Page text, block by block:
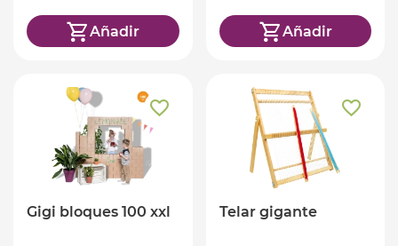
Añadir Añadir
Gigi bloques 100 xxl Telar gigante